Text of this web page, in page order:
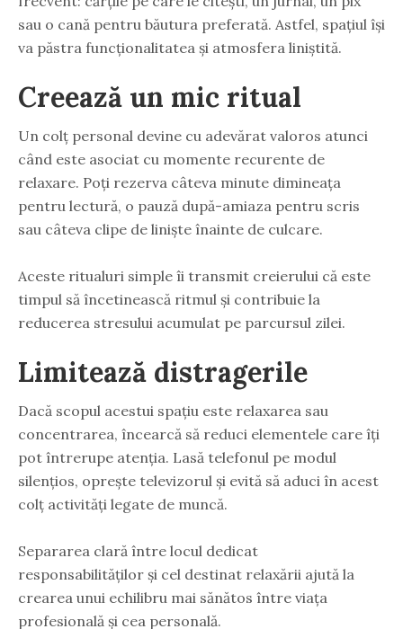
sau o cană pentru băutura preferată. Astfel, spațiul își
va păstra funcționalitatea și atmosfera liniștită.
Creează un mic ritual
Un colț personal devine cu adevărat valoros atunci
când este asociat cu momente recurente de
relaxare. Poți rezerva câteva minute dimineața
pentru lectură, o pauză după-amiaza pentru scris
sau câteva clipe de liniște înainte de culcare.
Aceste ritualuri simple îi transmit creierului că este
timpul să încetinească ritmul și contribuie la
reducerea stresului acumulat pe parcursul zilei.
Limitează distragerile
Dacă scopul acestui spațiu este relaxarea sau
concentrarea, încearcă să reduci elementele care îți
pot întrerupe atenția. Lasă telefonul pe modul
silențios, oprește televizorul și evită să aduci în acest
colț activități legate de muncă.
Separarea clară între locul dedicat
responsabilităților și cel destinat relaxării ajută la
crearea unui echilibru mai sănătos între viața
profesională și cea personală.